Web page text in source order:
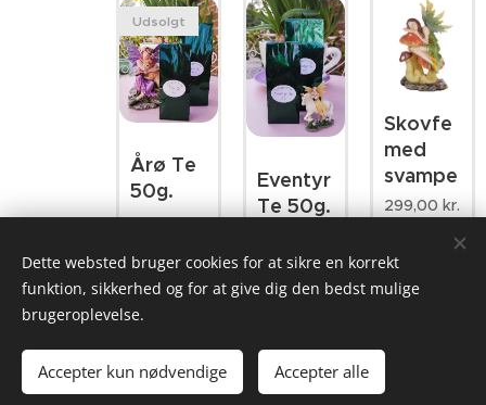
Årø Te
50g.
Udsolgt
Eventyr
Te 50g.
Skovfe
med
svampe
299,00 kr.
Dette websted bruger cookies for at sikre en korrekt
funktion, sikkerhed og for at give dig den bedst mulige
brugeroplevelse.
Accepter kun nødvendige Accepter alle